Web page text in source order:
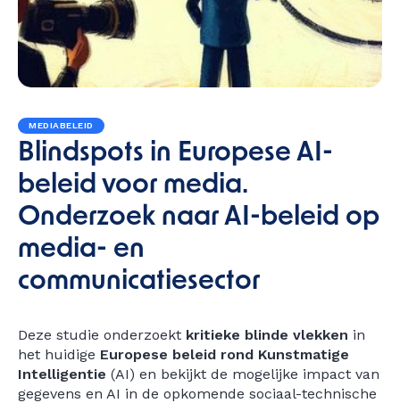
MEDIABELEID
Blindspots in Europese AI-
beleid voor media.
Onderzoek naar AI-beleid op
media- en
communicatiesector
Deze studie onderzoekt kritieke blinde vlekken in
het huidige Europese beleid rond Kunstmatige
Intelligentie (AI) en bekijkt de mogelijke impact van
gegevens en AI in de opkomende sociaal-technische